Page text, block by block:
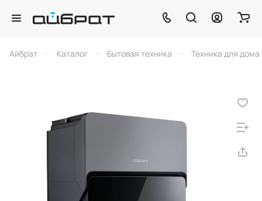
Айбрат – Каталог – Бытовая техника – Техника для дома